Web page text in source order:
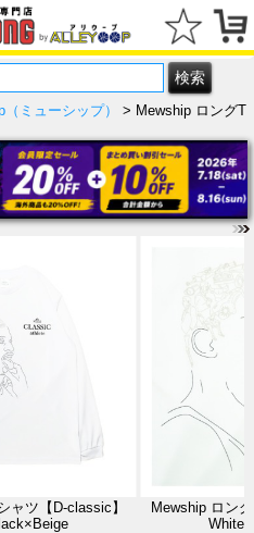
（ミューシップ）
> Mewship ロングT
ャツ【D-classic】
Mewship ロン